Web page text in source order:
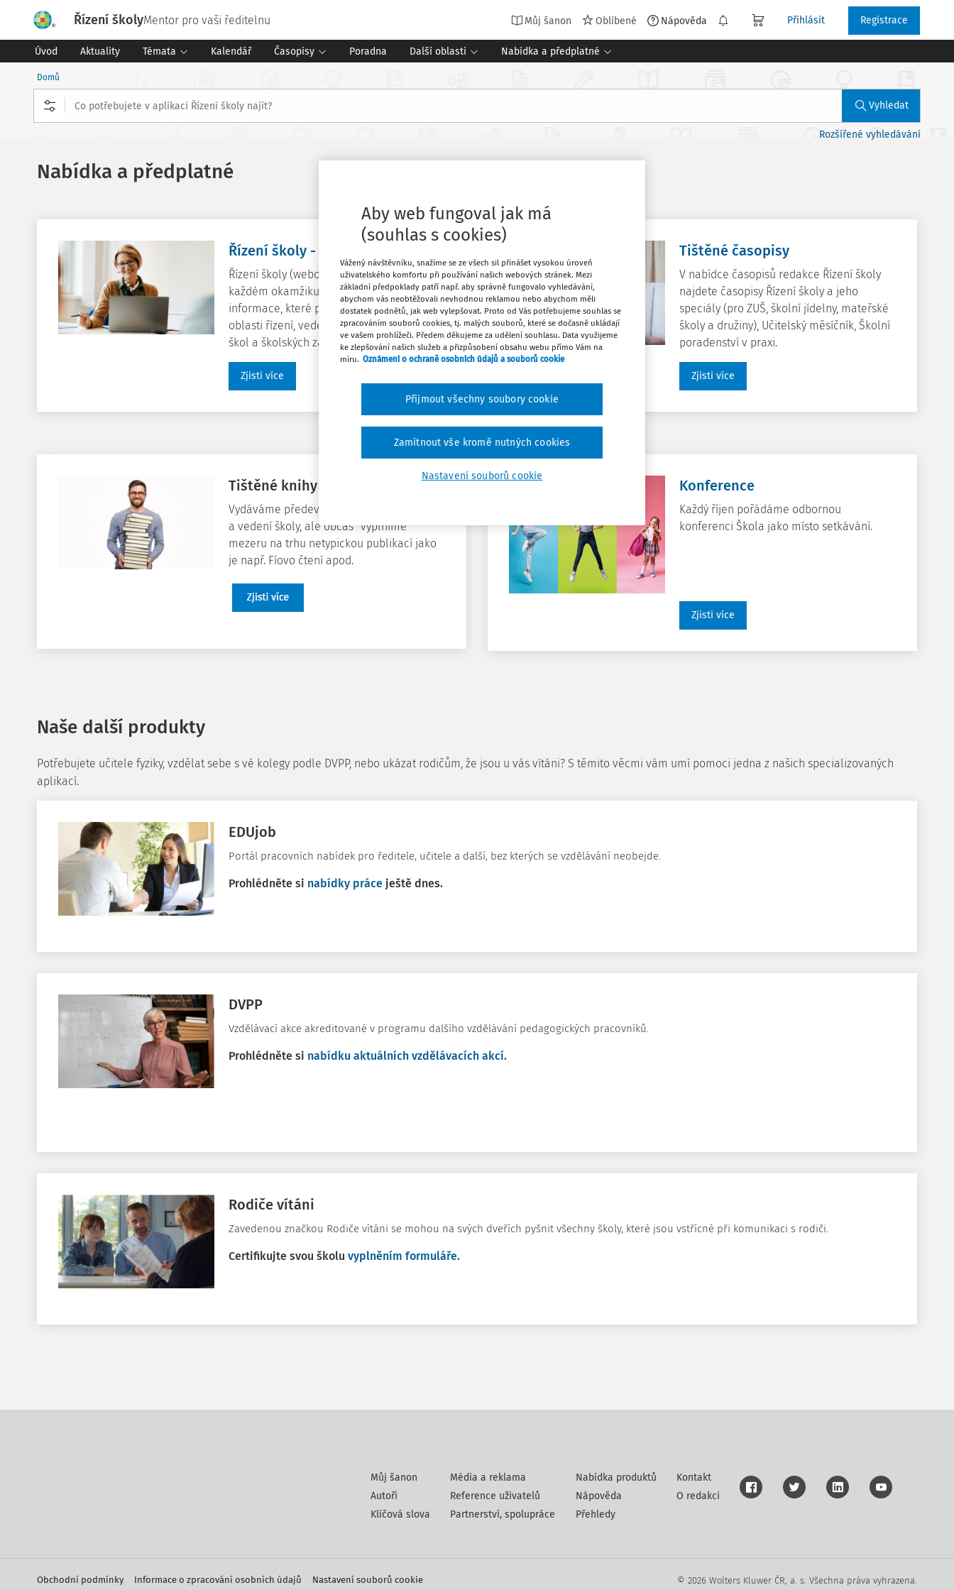
Řízení školyMentor pro vaši ředitelnu Můj šanon Oblíbené Nápověda Přihlásit Registrace
Úvod Aktuality Témata Kalendář Časopisy Poradna Další oblasti Nabídka a předplatné
Domů
Vyhledat
Rozšířené vyhledávání
Nabídka a předplatné
Řízení školy - webová aplikace
Řízení školy (webová aplikace) vám je v
každém okamžiku připraveno poskytnout
informace, které pomohou vyřešit situaci v
oblasti řízení, vedení a provozu všech typů
škol a školských zařízení.
Zjisti více
Tištěné časopisy
V nabídce časopisů redakce Řízení školy
najdete časopisy Řízení školy a jeho
speciály (pro ZUŠ, školní jídelny, mateřské
školy a družiny), Učitelský měsíčník, Školní
poradenství v praxi.
Zjisti více
Tištěné knihy a e-knihy
Vydáváme především publikace pro řízení
a vedení školy, ale občas "vyplníme"
mezeru na trhu netypickou publikací jako
je např. Fíovo čtení apod.
Konference
Každý říjen pořádáme odbornou
konferenci Škola jako místo setkávání.
Zjisti více
Naše další produkty
Potřebujete učitele fyziky, vzdělat sebe s vé kolegy podle DVPP, nebo ukázat rodičům, že jsou u vás vítáni? S těmito věcmi vám umí pomoci jedna z našich specializovaných
aplikací.
EDUjob
Portál pracovních nabídek pro ředitele, učitele a další, bez kterých se vzdělávání neobejde.
Prohlédněte si nabídky práce ještě dnes.
DVPP
Vzdělávací akce akreditované v programu dalšího vzdělávání pedagogických pracovníků.
Prohlédněte si nabídku aktuálních vzdělávacích akcí.
Rodiče vítáni
Zavedenou značkou Rodiče vítáni se mohou na svých dveřích pyšnit všechny školy, které jsou vstřícné při komunikaci s rodiči.
Certifikujte svou školu vyplněním formuláře.
Můj šanon
Autoři
Klíčová slova
Média a reklama
Reference uživatelů
Partnerství, spolupráce
Nabídka produktů
Nápověda
Přehledy
Kontakt
O redakci
© 2026 Wolters Kluwer ČR, a. s. Všechna práva vyhrazena.
Obchodní podmínky Informace o zpracování osobních údajů Nastavení souborů cookie
Aby web fungoval jak má
(souhlas s cookies)
Vážený návštěvníku, snažíme se ze všech sil přinášet vysokou úroveň
uživatelského komfortu při používání našich webových stránek. Mezi
základní předpoklady patří např. aby správně fungovalo vyhledávání,
abychom vás neobtěžovali nevhodnou reklamou nebo abychom měli
dostatek podnětů, jak web vylepšovat. Proto od Vás potřebujeme souhlas se
zpracováním souborů cookies, tj. malých souborů, které se dočasně ukládají
ve vašem prohlížeči. Předem děkujeme za udělení souhlasu. Data využijeme
ke zlepšování našich služeb a přizpůsobení obsahu webu přímo Vám na
míru. Oznámení o ochraně osobních údajů a souborů cookie
Nastavení souborů cookie
Zamítnout vše kromě nutných cookies
Přijmout všechny soubory cookie